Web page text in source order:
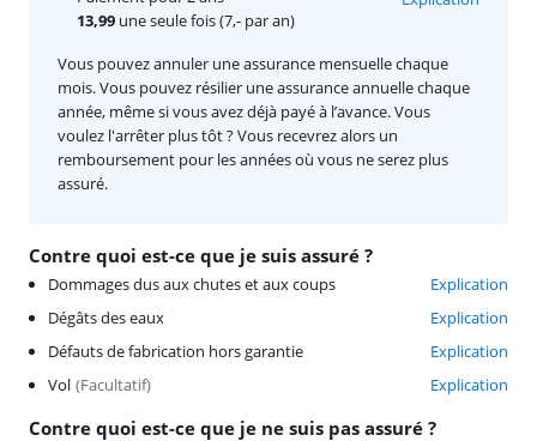
Contre quoi est-ce que je suis assuré ?
Dommages dus aux chutes et aux coups
Explication
Dégâts des eaux
Explication
Défauts de fabrication hors garantie
Explication
Vol (Facultatif) Explication
Contre quoi est-ce que je ne suis pas assuré ?
13,99 une seule fois (7,- par an)
Vous pouvez annuler une assurance mensuelle chaque
mois. Vous pouvez résilier une assurance annuelle chaque
année, même si vous avez déjà payé à l’avance. Vous
voulez l'arrêter plus tôt ? Vous recevrez alors un
remboursement pour les années où vous ne serez plus
assuré.